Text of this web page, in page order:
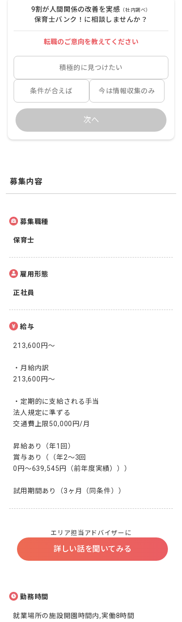
9割が人間関係の改善を実感 （社内調べ）
保育士バンク！に相談しませんか？
転職のご意向を教えてください
積極的に見つけたい
条件が合えば 今は情報収集のみ
次へ
募集内容
募集職種
保育士
雇用形態
正社員
給与
213,600円〜
・月給内訳
213,600円〜
・定期的に支給される手当
法人規定に準ずる
交通費上限50,000円/月
昇給あり（年1回）
賞与あり（（年2～3回
0円〜639,545円（前年度実績）））
試用期間あり（3ヶ月（同条件））
エリア担当アドバイザーに
詳しい話を聞いてみる
勤務時間
就業場所の施設開園時間内,実働8時間